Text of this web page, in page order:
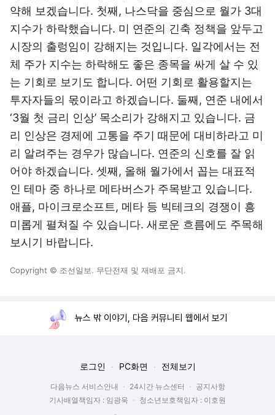
약해 보겠습니다. 첫째, 나스닥을 중심으로 월가 3대
지수가 하락했습니다. 미 연준의 긴축 정책을 앞두고
시장의 출렁임이 강해지는 것입니다. 일각에서는 전
체 주가 지수는 하락해도 좋은 종목을 싸게 살 수 있
는 기회로 보기도 합니다. 어떤 기회로 활용할지는
투자자들의 몫이라고 하겠습니다. 둘째, 연준 내에서
‘3월 첫 금리 인상’ 목소리가 강해지고 있습니다. 금
리 인상은 경제에 고통을 주기 때문에 대비하라고 미
리 알려주는 경우가 많습니다. 연준의 신호를 잘 읽
어야 하겠습니다. 셋째, 올해 월가에서 꼽는 대표적
인 테마 중 하나로 메타버스가 주목받고 있습니다.
애플, 마이크로소프트, 메타 등 빅테크의 경쟁이 흥
미롭게 펼쳐질 수 있습니다. 새로운 흐름에도 주목해
보시기 바랍니다.
Copyright © 조선일보. 무단전재 및 재배포 금지.
뉴스 밖 이야기, 다음 커뮤니티 웹에서 보기
로그인 PC화면 전체보기
다음뉴스 서비스안내 24시간 뉴스센터
공지사항
기사배열책임자 : 임광욱
청소년보호책임자 : 이호원